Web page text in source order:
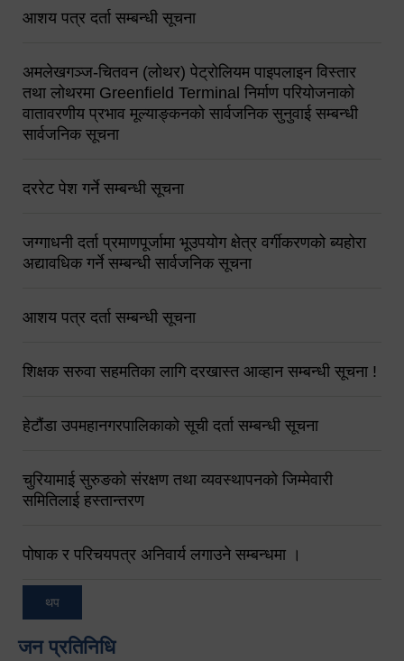
आशय पत्र दर्ता सम्बन्धी सूचना
अमलेखगञ्ज-चितवन (लोथर) पेट्रोलियम पाइपलाइन विस्तार
तथा लोथरमा Greenfield Terminal निर्माण परियोजनाको
वातावरणीय प्रभाव मूल्याङ्कनको सार्वजनिक सुनुवाई सम्बन्धी
सार्वजनिक सूचना
दररेट पेश गर्ने सम्बन्धी सूचना
जग्गाधनी दर्ता प्रमाणपूर्जामा भूउपयोग क्षेत्र वर्गीकरणको ब्यहोरा
अद्यावधिक गर्ने सम्बन्धी सार्वजनिक सूचना
आशय पत्र दर्ता सम्बन्धी सूचना
शिक्षक सरुवा सहमतिका लागि दरखास्त आव्हान सम्बन्धी सूचना !
हेटौंडा उपमहानगरपालिकाको सूची दर्ता सम्बन्धी सूचना
चुरियामाई सुरुङको संरक्षण तथा व्यवस्थापनको जिम्मेवारी
समितिलाई हस्तान्तरण
पोषाक र परिचयपत्र अनिवार्य लगाउने सम्बन्धमा ।
थप
जन प्रतिनिधि